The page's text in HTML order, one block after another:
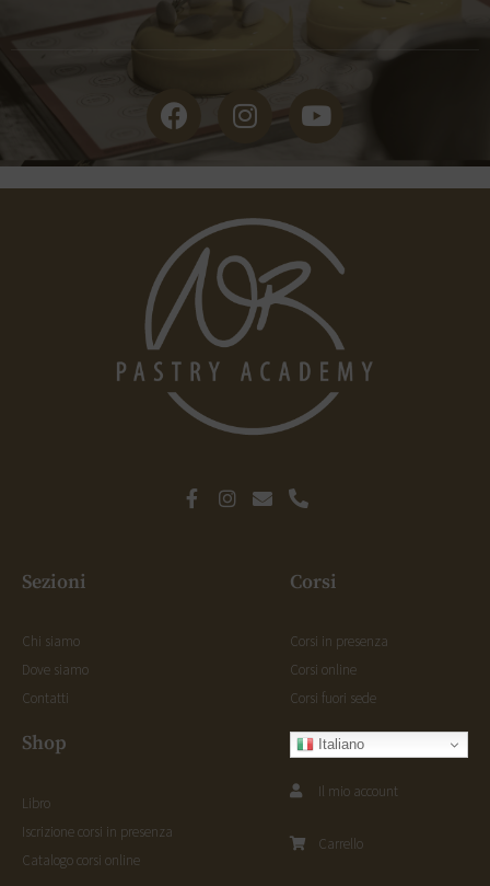
Sezioni
Chi siamo
Dove siamo
Contatti
Corsi
Corsi in presenza
Corsi online
Corsi fuori sede
Shop
Libro
Iscrizione corsi in presenza
Catalogo corsi online
Italiano
Il mio account
Carrello